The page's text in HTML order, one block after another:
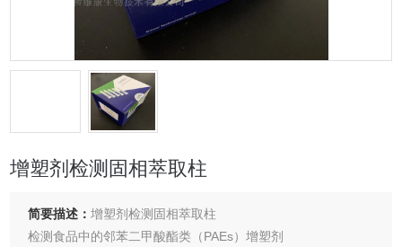
增塑剂检测固相萃取柱
简要描述：增塑剂检测固相萃取柱
检测食品中的邻苯二甲酸酯类（PAEs）增塑剂